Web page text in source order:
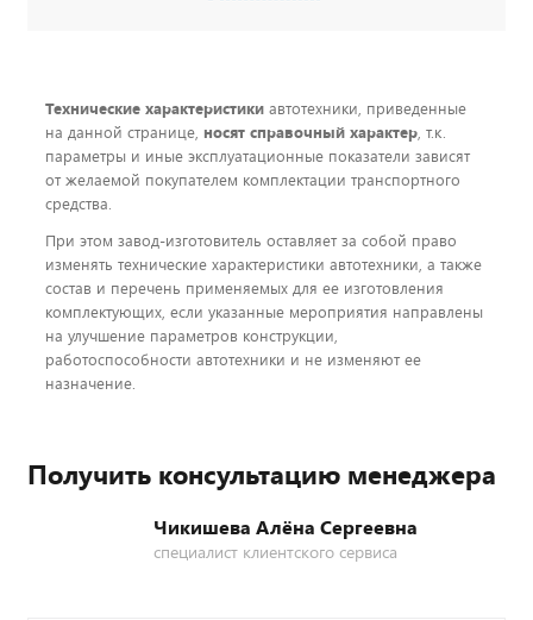
Технические характеристики автотехники, приведенные
на данной странице, носят справочный характер, т.к.
параметры и иные эксплуатационные показатели зависят
от желаемой покупателем комплектации транспортного
средства.
При этом завод-изготовитель оставляет за собой право
изменять технические характеристики автотехники, а также
состав и перечень применяемых для ее изготовления
комплектующих, если указанные мероприятия направлены
на улучшение параметров конструкции,
работоспособности автотехники и не изменяют ее
назначение.
Получить консультацию менеджера
Чикишева Алёна Сергеевна
специалист клиентского сервиса